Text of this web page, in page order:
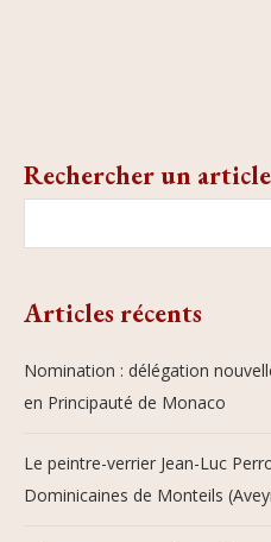
Rechercher un article
Articles récents
Nomination : délégation
en Principauté de Monaco
Le peintre-verrier Jean-Luc
Dominicaines de Monteils